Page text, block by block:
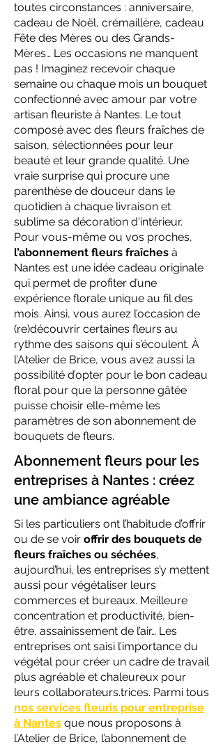
toutes circonstances : anniversaire,
cadeau de Noël, crémaillère, cadeau
Fête des Mères ou des Grands-
Mères… Les occasions ne manquent
pas ! Imaginez recevoir chaque
semaine ou chaque mois un bouquet
confectionné avec amour par votre
artisan fleuriste à Nantes. Le tout
composé avec des fleurs fraîches de
saison, sélectionnées pour leur
beauté et leur grande qualité. Une
vraie surprise qui procure une
parenthèse de douceur dans le
quotidien à chaque livraison et
sublime sa décoration d'intérieur.
Pour vous-même ou vos proches,
l’abonnement fleurs fraîches à
Nantes est une idée cadeau originale
qui permet de profiter d’une
expérience florale unique au fil des
mois. Ainsi, vous aurez l’occasion de
(re)découvrir certaines fleurs au
rythme des saisons qui s’écoulent. À
l’Atelier de Brice, vous avez aussi la
possibilité d’opter pour le bon cadeau
floral pour que la personne gâtée
puisse choisir elle-même les
paramètres de son abonnement de
bouquets de fleurs.
Abonnement fleurs pour les
entreprises à Nantes : créez
une ambiance agréable
Si les particuliers ont l’habitude d’offrir
ou de se voir offrir des bouquets de
fleurs fraîches ou séchées,
aujourd’hui, les entreprises s’y mettent
aussi pour végétaliser leurs
commerces et bureaux. Meilleure
concentration et productivité, bien-
être, assainissement de l’air… Les
entreprises ont saisi l’importance du
végétal pour créer un cadre de travail
plus agréable et chaleureux pour
leurs collaborateurs.trices. Parmi tous
nos services fleuris pour entreprise
à Nantes que nous proposons à
l’Atelier de Brice, l’abonnement de